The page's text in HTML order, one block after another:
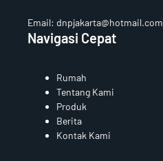
Email: dnpjakarta@hotmail.com
Navigasi Cepat
Rumah
Tentang Kami
Produk
Berita
Kontak Kami